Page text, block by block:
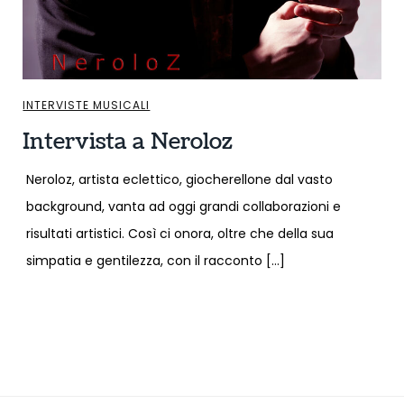
INTERVISTE MUSICALI
Intervista a Neroloz
Neroloz, artista eclettico, giocherellone dal vasto
background, vanta ad oggi grandi collaborazioni e
risultati artistici. Così ci onora, oltre che della sua
simpatia e gentilezza, con il racconto […]